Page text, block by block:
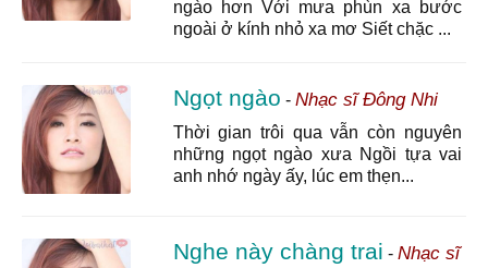
ngào hơn Với mưa phùn xa bước
ngoài ở kính nhỏ xa mơ Siết chặc ...
Ngọt ngào - Nhạc sĩ Đông Nhi
Thời gian trôi qua vẫn còn nguyên
những ngọt ngào xưa Ngồi tựa vai
anh nhớ ngày ấy, lúc em thẹn...
Nghe này chàng trai - Nhạc sĩ